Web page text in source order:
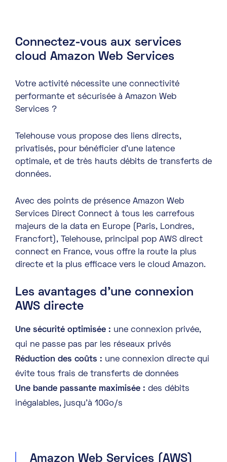
Connectez-vous aux services
cloud Amazon Web Services
Votre activité nécessite une connectivité
performante et sécurisée à Amazon Web
Services ?
Telehouse vous propose des liens directs,
privatisés, pour bénéficier d’une latence
optimale, et de très hauts débits de transferts de
données.
Avec des points de présence Amazon Web
Services Direct Connect à tous les carrefous
majeurs de la data en Europe (Paris, Londres,
Francfort), Telehouse, principal pop AWS direct
connect en France, vous offre la route la plus
directe et la plus efficace vers le cloud Amazon.
Les avantages d’une connexion
AWS directe
Une sécurité optimisée : une connexion privée,
qui ne passe pas par les réseaux privés
Réduction des coûts : une connexion directe qui
évite tous frais de transferts de données
Une bande passante maximisée : des débits
inégalables, jusqu’à 10Go/s
Amazon Web Services (AWS)